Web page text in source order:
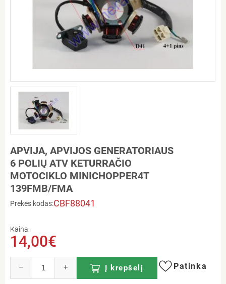
APVIJA, APVIJOS GENERATORIAUS
6 POLIŲ ATV KETURRAČIO
MOTOCIKLO MINICHOPPER4T
139FMB/FMA
Prekės kodas:CBF88041
Kaina:
14,00€
– + Į krepšelį Patinka